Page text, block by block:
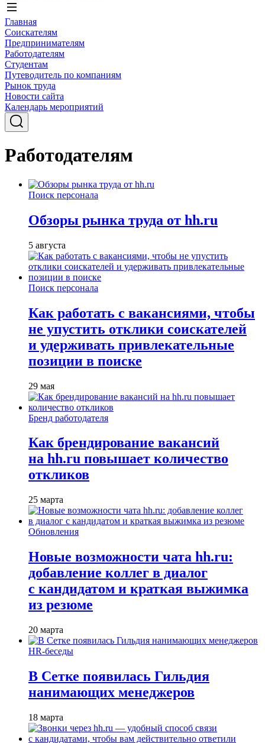
Главная
Соискателям
Предпринимателям
Работодателям
Студентам
Путеводитель по компаниям
Рынок труда
Новости сайта
Календарь мероприятий
Работодателям
Поиск персонала
Обзоры рынка труда от hh.ru
5 августа
Поиск персонала
Как работать с вакансиями, чтобы
не упустить отклики соискателей
и удерживать привлекательные
позиции в поиске
29 мая
Бренд работодателя
Как брендирование вакансий
на hh.ru повышает количество
откликов
25 марта
Обновления
Новые возможности чата hh.ru:
добавление коллег в диалог
с кандидатом и краткая выжимка
из резюме
20 марта
HR-беседы
В Сетке появилась Гильдия
нанимающих менеджеров
18 марта